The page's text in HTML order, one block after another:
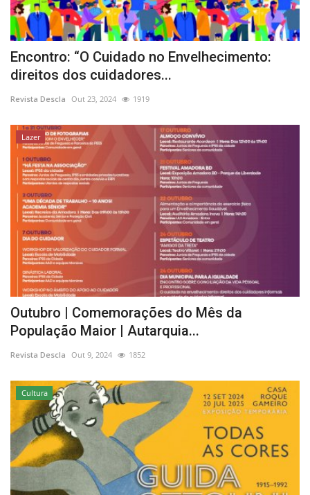
Encontro: “O Cuidado no Envelhecimento:
direitos dos cuidadores...
Revista Descla Out 23, 2024 1919
Lazer
Outubro | Comemorações do Mês da
População Maior | Autarquia...
Revista Descla Out 9, 2024 1852
Cultura